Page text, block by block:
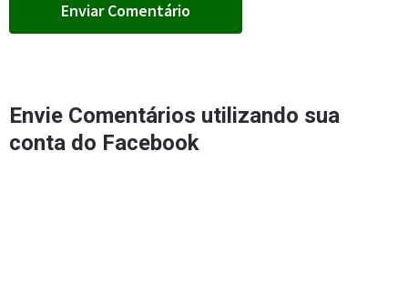
Envie Comentários utilizando sua
conta do Facebook